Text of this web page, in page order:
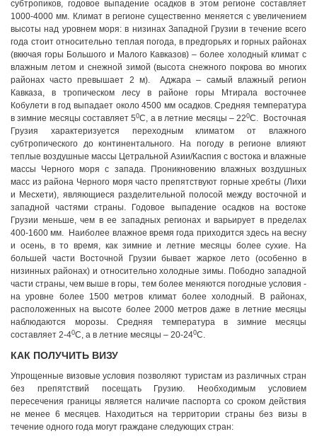
субтропиков, годовое выпадение осадков в этом регионе составляет
1000-4000 мм. Климат в регионе существенно меняется с увеличением
высоты над уровнем моря: в низинах Западной Грузии в течение всего
года стоит относительно теплая погода, в предгорьях и горных районах
(вкючая горы Большого и Малого Кавказов) – более холодный климат с
влажным летом и снежной зимой (высота снежного покрова во многих
районах часто превышает 2 м). Аджара – самый влажный регион
Кавказа, в тропическом лесу в районе горы Мтирала восточнее
Кобулети в год выпадает около 4500 мм осадков. Средняя температура
в зимние месяцы составляет 50С, а в летние месяцы – 220С. Восточная
Грузия характеризуется переходным климатом от влажного
субтропического до континентального. На погоду в регионе влияют
теплые воздушные массы Цетральной Азии/Каспия с востока и влажные
массы Черного моря с запада. Проникновению влажных воздушных
масс из района Черного моря часто препятствуют горные хребты (Лихи
и Месхети), являющиеся разделительной полосой между восточной и
западной частями страны. Годовое выпадение осадков на востоке
Грузии меньше, чем в ее западных регионах и варьирует в пределах
400-1600 мм. Наиболее влажное время года приходится здесь на весну
и осень, в то время, как зимние и летние месяцы более сухие. На
большей части Восточной Грузии бывает жаркое лето (особенно в
низинных районах) и относительно холодные зимы. Пободно западной
части страны, чем выше в горы, тем более меняются погодные условия -
на уровне более 1500 метров климат более холодный. В районах,
расположенных на высоте более 2000 метров даже в летние месяцы
наблюдаются морозы. Средняя температура в зимние месяцы
составляет 2-40С, а в летние месяцы – 20-240С.
КАК ПОЛУЧИТЬ ВИЗУ
Упрощенные визовые условия позволяют туристам из различных стран
без препятствий посещать Грузию. Необходимым условием
пересечения границы является наличие паспорта со сроком действия
не менее 6 месяцев. Находиться на территории страны без визы в
течение одного года могут граждане следующих стран: